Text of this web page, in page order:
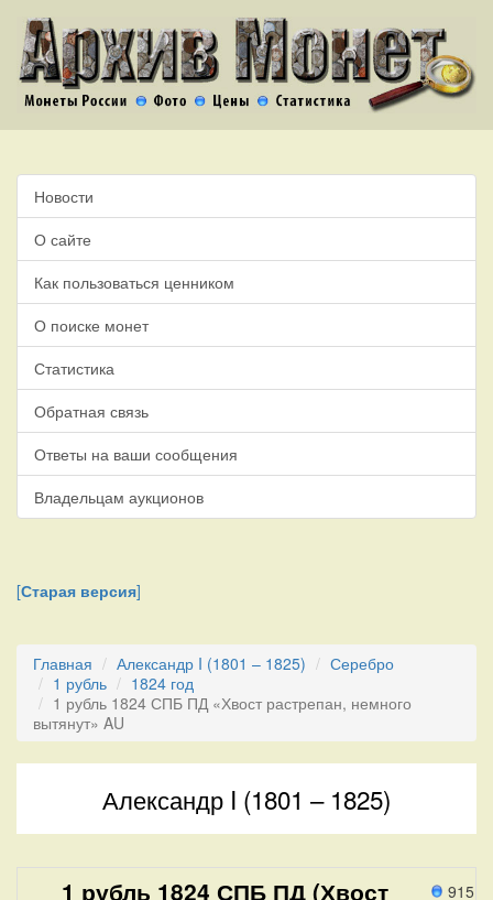
Новости
О сайте
Как пользоваться ценником
О поиске монет
Статистика
Обратная связь
Ответы на ваши сообщения
Владельцам аукционов
[Старая версия]
Главная Александр I (1801 – 1825)
Серебро
1 рубль
1824 год
1 рубль 1824 СПБ ПД «Хвост растрепан, немного
вытянут» AU
Александр I (1801 – 1825)
915
1 рубль 1824 СПБ ПД (Хвост